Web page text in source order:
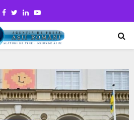
Facebook
TwitterLinkedinYoutube